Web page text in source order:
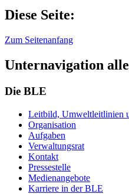
Diese Seite:
Zum Seitenanfang
Unternavigation
Die BLE
Leit­bild, Um­welt­leit­li­ni­en
Or­ga­ni­sa­ti­on
Auf­ga­ben
Ver­wal­tungs­rat
Kon­takt
Pres­se­stel­le
Me­di­en­an­ge­bo­te
Kar­rie­re in der BLE